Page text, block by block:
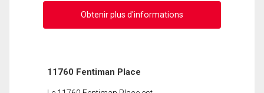
Obtenir plus d'informations
11760 Fentiman Place